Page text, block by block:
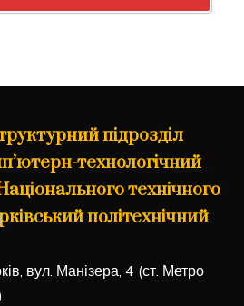
підрозділ
технологічний
технічного
політехнічний
вул. Манізера, 4 (ст. Метро